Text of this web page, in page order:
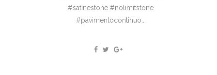
#satinestone #nolimitstone
#pavimentocontinuo...